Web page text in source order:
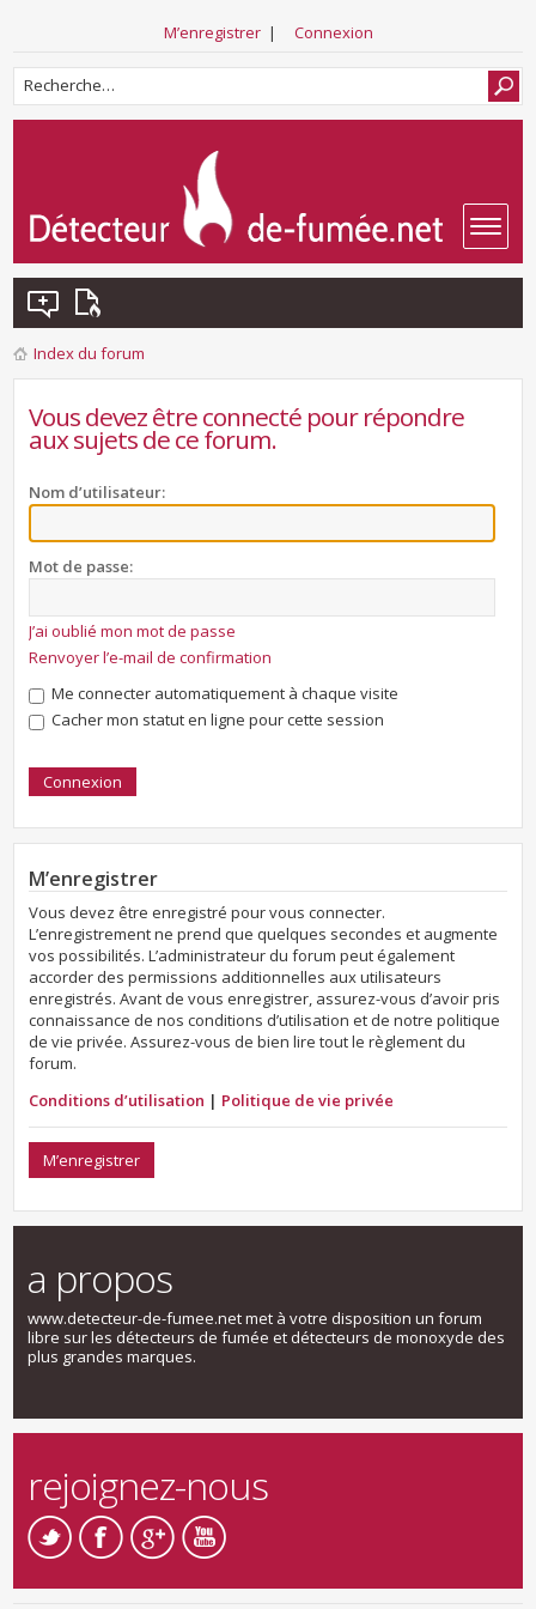
M’enregistrer| Connexion
Index du forum
Vous devez être connecté pour répondre
aux sujets de ce forum.
Nom d’utilisateur:
Mot de passe:
J’ai oublié mon mot de passe
Renvoyer l’e-mail de confirmation
Me connecter automatiquement à chaque visite
Cacher mon statut en ligne pour cette session
M’enregistrer
Vous devez être enregistré pour vous connecter.
L’enregistrement ne prend que quelques secondes et augmente
vos possibilités. L’administrateur du forum peut également
accorder des permissions additionnelles aux utilisateurs
enregistrés. Avant de vous enregistrer, assurez-vous d’avoir pris
connaissance de nos conditions d’utilisation et de notre politique
de vie privée. Assurez-vous de bien lire tout le règlement du
forum.
Conditions d’utilisation | Politique de vie privée
M’enregistrer
a propos
www.detecteur-de-fumee.net met à votre disposition un forum
libre sur les détecteurs de fumée et détecteurs de monoxyde des
plus grandes marques.
rejoignez-nous